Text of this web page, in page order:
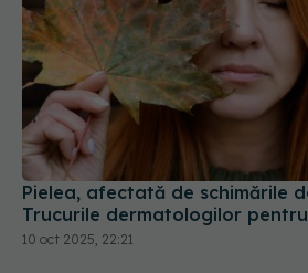
Pielea, afectată de schimările
Trucurile dermatologilor
10 oct 2025, 22:21